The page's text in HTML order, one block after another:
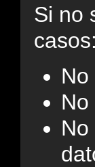
Si no
casos: